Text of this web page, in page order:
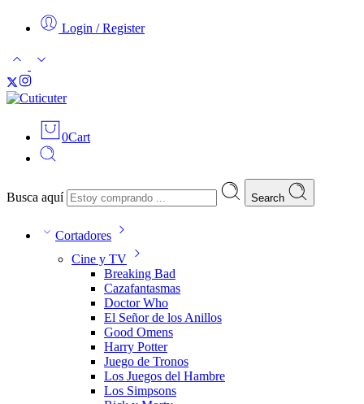
Login / Register
0Cart
Busca aquí Search
Cortadores
Cine y TV
Breaking Bad
Cazafantasmas
Doctor Who
El Señor de los Anillos
Good Omens
Harry Potter
Juego de Tronos
Los Juegos del Hambre
Los Simpsons